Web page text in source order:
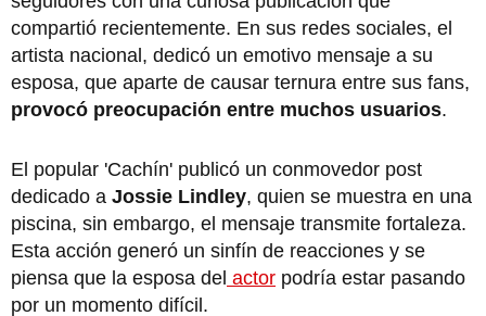
compartió recientemente. En sus redes sociales, el
artista nacional, dedicó un emotivo mensaje a su
esposa, que aparte de causar ternura entre sus fans,
provocó preocupación entre muchos usuarios.
El popular 'Cachín' publicó un conmovedor post
dedicado a Jossie Lindley, quien se muestra en una
piscina, sin embargo, el mensaje transmite fortaleza.
Esta acción generó un sinfín de reacciones y se
piensa que la esposa del actor podría estar pasando
por un momento difícil.